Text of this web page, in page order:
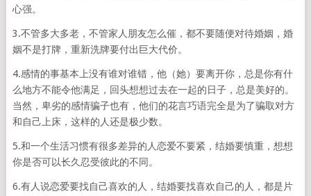
心强。
3.不管多大多老，不管家人朋友怎么催，都不要随便对待婚姻，婚
姻不是打牌，重新洗牌要付出巨大代价。
4.感情的事基本上没有谁对谁错，他（她）要离开你，总是你有什
么地方不能令他满足，回头想想过去在一起的日子，总是美好的。
当然，卑劣的感情骗子也有，他们的花言巧语完全是为了骗取对方
和自己上床，这样的人还是极少数。
5.和一个生活习惯有很多差异的人恋爱不要紧，结婚要慎重，想想
你是否可以长久忍受彼此的不同。
6.有人说恋爱要找自己喜欢的人，结婚要找喜欢自己的人，都是片